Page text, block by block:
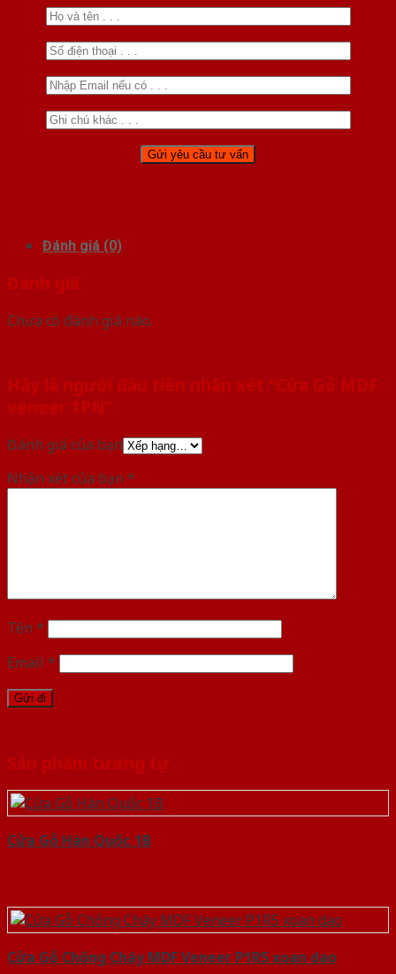
Đánh giá (0)
Đánh giá
Chưa có đánh giá nào.
Hãy là người đầu tiên nhận xét “Cửa Gỗ MDF
veneer 1PN”
Đánh giá của bạn
Nhận xét của bạn *
Tên *
Email *
Sản phẩm tương tự
Cửa Gỗ Hàn Quốc 1B
Cửa Gỗ Chống Cháy MDF Veneer P1R5 xoan dao